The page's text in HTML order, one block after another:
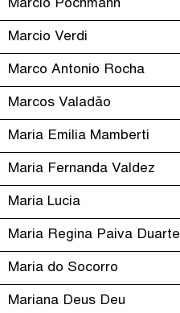
Marcio Pochmann
Marcio Verdi
Marco Antonio Rocha
Marcos Valadão
Maria Emilia Mamberti
Maria Fernanda Valdez
Maria Lucia
Maria Regina Paiva Duarte
Maria do Socorro
Mariana Deus Deu